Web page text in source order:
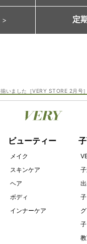
定
いました［VERY STORE 2月号］
ビューティー
メイク
スキンケア
ヘア
ボディ
インナーケア